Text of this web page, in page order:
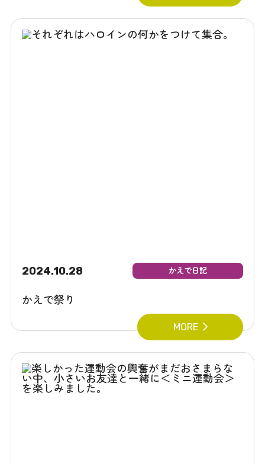
2024.10.28 かえで日記
かえで祭り
MORE